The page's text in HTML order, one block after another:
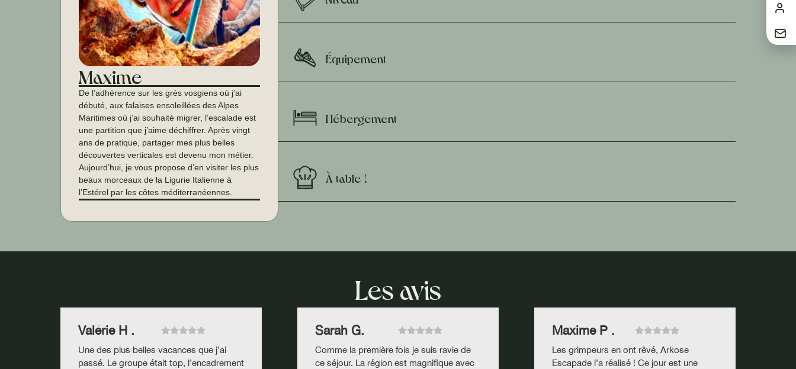
Maxime
De l’adhérence sur les grès vosgiens où j’ai
débuté, aux falaises ensoleillées des Alpes
Maritimes où j’ai souhaité migrer, l’escalade est
une partition que j’aime déchiffrer. Après vingt
ans de pratique, partager mes plus belles
découvertes verticales est devenu mon métier.
Aujourd’hui, je vous propose d’en visiter les plus
beaux morceaux de la Ligurie Italienne à
l’Estérel par les côtes méditerranéennes.
Équipement
Hébergement
À table !
Les avis
Valérie H .
Une des plus belles vacances que j’ai
passé. Le groupe était top, l’encadrement
Sarah G.
Comme la première fois je suis ravie de
ce séjour. La région est magnifique avec
Maxime P .
Les grimpeurs en ont rêvé, Arkose
Escapade l’a réalisé ! Ce jour est une